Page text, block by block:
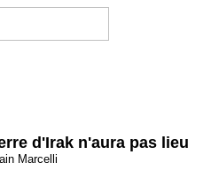
d'Irak n'aura pas lieu
Marcelli